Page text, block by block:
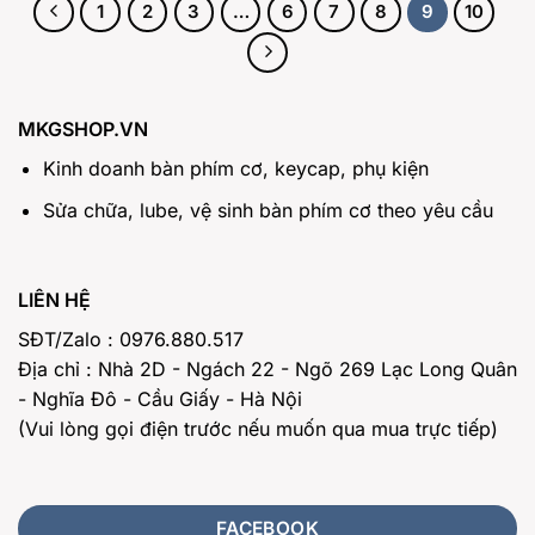
1 2 3 … 6 7 8 9 10
MKGSHOP.VN
Kinh doanh bàn phím cơ, keycap, phụ kiện
Sửa chữa, lube, vệ sinh bàn phím cơ theo yêu cầu
LIÊN HỆ
SĐT/Zalo : 0976.880.517
Địa chỉ : Nhà 2D - Ngách 22 - Ngõ 269 Lạc Long Quân
- Nghĩa Đô - Cầu Giấy - Hà Nội
(Vui lòng gọi điện trước nếu muốn qua mua trực tiếp)
FACEBOOK